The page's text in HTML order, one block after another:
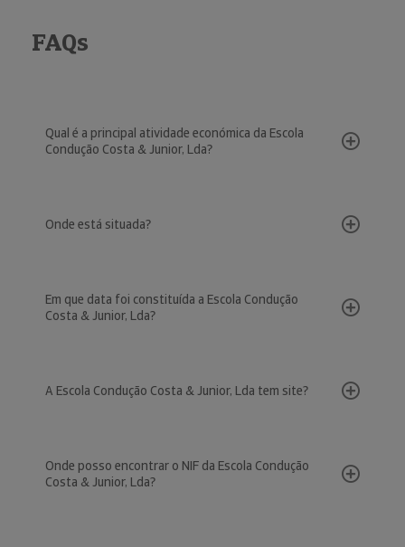
FAQs
Qual é a principal atividade económica da Escola
Condução Costa & Junior, Lda?
Onde está situada?
Em que data foi constituída a Escola Condução
Costa & Junior, Lda?
A Escola Condução Costa & Junior, Lda tem site?
Onde posso encontrar o NIF da Escola Condução
Costa & Junior, Lda?